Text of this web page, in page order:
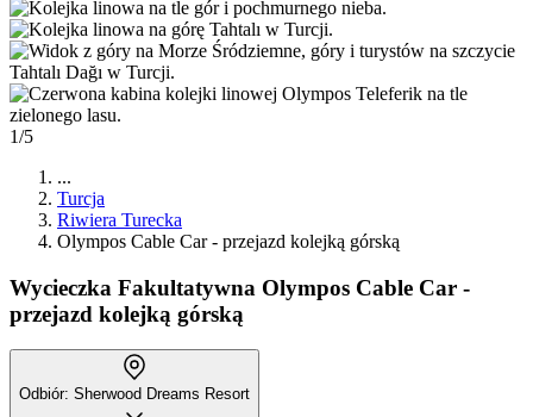
1/5
...
Turcja
Riwiera Turecka
Olympos Cable Car - przejazd kolejką górską
Wycieczka Fakultatywna Olympos Cable Car -
przejazd kolejką górską
Odbiór: Sherwood Dreams Resort